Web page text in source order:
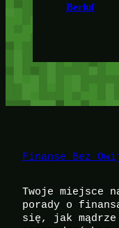
Berluf
Finanse Bez
Twoje miejsce
porady o
się, jak mądrze